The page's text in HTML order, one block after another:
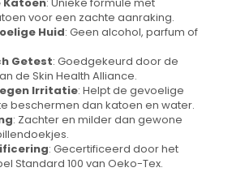
voor een zachte aanraking.
Huid: Geen alcohol, parfum of
Getest: Goedgekeurd door de
de Skin Health Alliance.
Irritatie: Helpt de gevoelige
beschermen dan katoen en water.
: Zachter en milder dan gewone
: Gecertificeerd door het
Standard 100 van Oeko-Tex.